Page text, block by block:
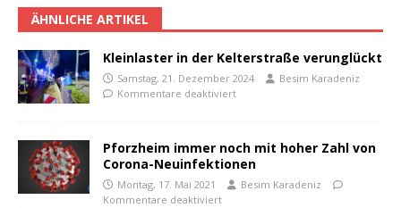
ÄHNLICHE ARTIKEL
Kleinlaster in der Kelterstraße verunglückt
Samstag, 21. Dezember 2024
Besim Karadeniz
Kommentare deaktiviert
Pforzheim immer noch mit hoher Zahl von
Corona-Neuinfektionen
Montag, 17. Mai 2021
Besim Karadeniz
Kommentare deaktiviert